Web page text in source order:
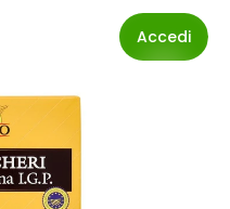
Accedi